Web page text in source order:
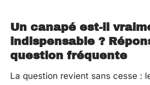
Un canapé est-il
indispensable ?
question fréquente
La question revient sans cesse :